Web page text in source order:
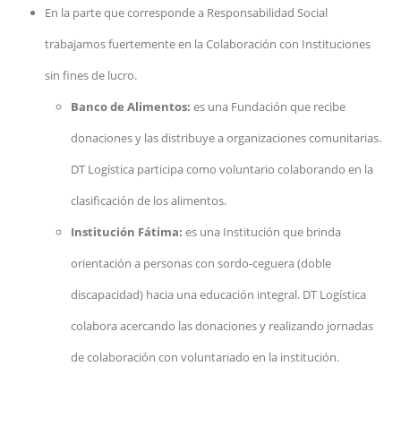
En la parte que corresponde a Responsabilidad Social
trabajamos fuertemente en la Colaboración con Instituciones
sin fines de lucro.
Banco de Alimentos: es una Fundación que recibe
donaciones y las distribuye a organizaciones comunitarias.
DT Logística participa como voluntario colaborando en la
clasificación de los alimentos.
Institución Fátima: es una Institución que brinda
orientación a personas con sordo-ceguera (doble
discapacidad) hacia una educación integral. DT Logística
colabora acercando las donaciones y realizando jornadas
de colaboración con voluntariado en la institución.